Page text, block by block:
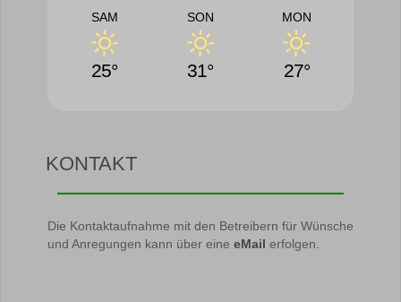
SAM
25°
SON
31°
MON
27°
KONTAKT
Die Kontaktaufnahme mit den Betreibern für Wünsche
und Anregungen kann über eine eMail erfolgen.